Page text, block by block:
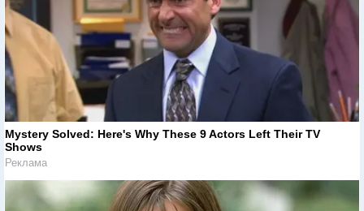
Mystery Solved: Here's Why These 9 Actors Left Their TV
Shows
Реклама